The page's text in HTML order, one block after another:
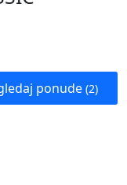
ponude (2)